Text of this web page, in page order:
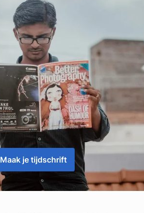
Maak je tijdschrift